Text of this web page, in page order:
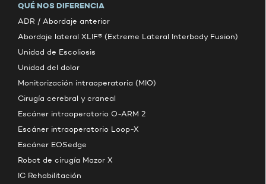
QUÉ NOS DIFERENCIA
ADR / Abordaje anterior
Abordaje lateral XLIF® (Extreme Lateral Interbody Fusion)
Unidad de Escoliosis
Unidad del dolor
Monitorización intraoperatoria (MIO)
Cirugía cerebral y craneal
Escáner intraoperatorio O-ARM 2
Escáner intraoperatorio Loop-X
Escáner EOSedge
Robot de cirugía Mazor X
IC Rehabilitación